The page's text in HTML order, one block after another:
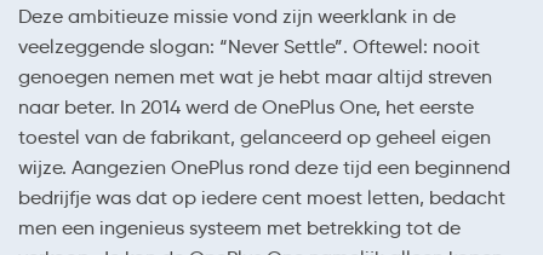
Deze ambitieuze missie vond zijn weerklank in de
veelzeggende slogan: “Never Settle”. Oftewel: nooit
genoegen nemen met wat je hebt maar altijd streven
naar beter. In 2014 werd de OnePlus One, het eerste
toestel van de fabrikant, gelanceerd op geheel eigen
wijze. Aangezien OnePlus rond deze tijd een beginnend
bedrijfje was dat op iedere cent moest letten, bedacht
men een ingenieus systeem met betrekking tot de